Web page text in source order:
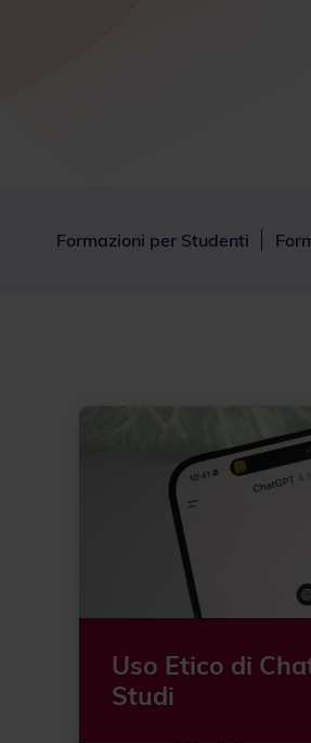
Formazioni per Studenti
Uso Etico di
Studi